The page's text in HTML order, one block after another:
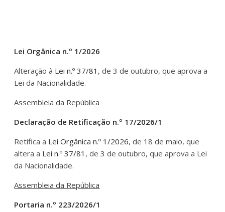
Lei Orgânica n.º 1/2026
Alteração à Lei n.º 37/81 , de 3 de outubro, que aprova a
Lei da Nacionalidade.
Assembleia da República
Declaração de Retificação n.º 17/2026/1
Retifica a Lei Orgânica n.º 1/2026, de 18 de maio, que
altera a Lei n.º 37/81 , de 3 de outubro, que aprova a Lei
da Nacionalidade.
Assembleia da República
Portaria n.º 223/2026/1